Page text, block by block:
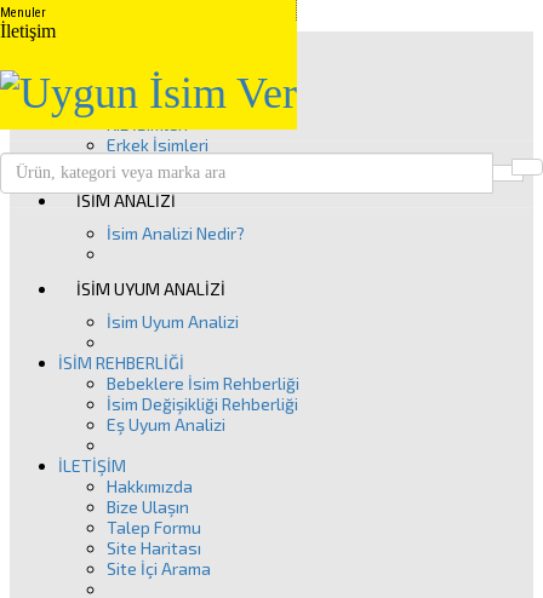
Menuler
İletişim
Close
Kuranda Geçen İsimler
Peygamber İsimleri
Erkek İsimleri
İSİM ANALİZİ
İsim Analizi Nedir?
İSİM UYUM ANALİZİ
İsim Uyum Analizi
İSİM REHBERLİĞİ
Bebeklere İsim Rehberliği
İsim Değişikliği Rehberliği
Eş Uyum Analizi
İLETİŞİM
Hakkımızda
Bize Ulaşın
Talep Formu
Site Haritası
Site İçi Arama